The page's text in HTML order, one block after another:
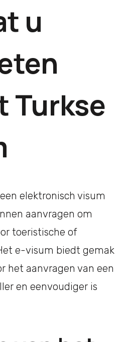
u
Turkse
elektronisch visum
aanvragen om
toeristische of
e-visum biedt gemak
het aanvragen van een
en eenvoudiger is